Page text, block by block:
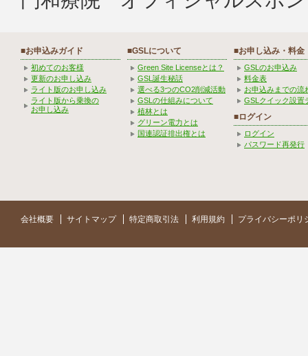
■お申込みガイド
初めてのお客様
更新のお申し込み
ライト版のお申し込み
ライト版から乗換の
お申し込み
■GSLについて
Green Site Licenseとは？
GSL誕生秘話
選べる3つのCO2削減活動
GSLの仕組みについて
植林とは
グリーン電力とは
国連認証排出権とは
■お申し込み・料金
GSLのお申込み
料金表
お申込みまでの流
GSLクイック設置
■ログイン
ログイン
パスワード再発行
会社概要 サイトマップ 特定商取引法 利用規約 プライバシーポリ